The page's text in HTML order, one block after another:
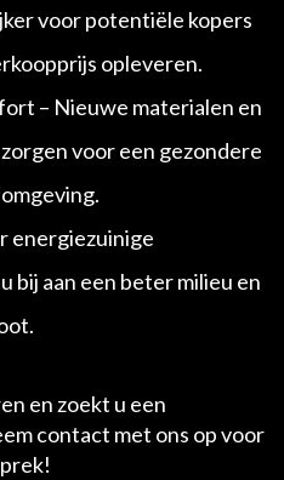
voor potentiële kopers
opleveren.
– Nieuwe materialen en
voor een gezondere
energiezuinige
bij aan een beter milieu en
en zoekt u een
contact met ons op voor